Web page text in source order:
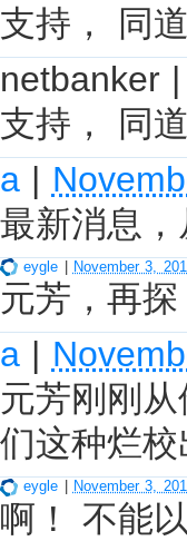
支持， 同
netbanker |
支持， 同
a |
最新消息
eygle | November 3,
元芳，再探
a |
元芳刚刚
们这种烂
eygle November 3,
啊！ 不能